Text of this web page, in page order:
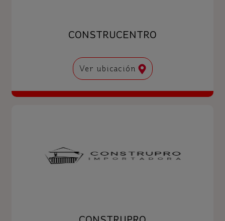
CONSTRUCENTRO
Ver ubicación